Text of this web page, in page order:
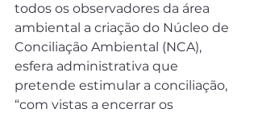
todos os observadores da área
ambiental a criação do Núcleo de
Conciliação Ambiental (NCA),
esfera administrativa que
pretende estimular a conciliação,
“com vistas a encerrar os